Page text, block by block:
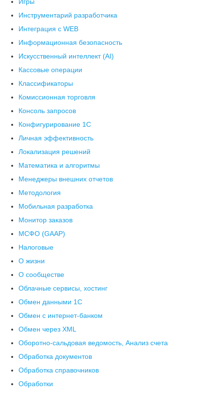
Инструментарий разработчика
Интеграция с WEB
Информационная безопасность
Искусственный интеллект (AI)
Кассовые операции
Классификаторы
Комиссионная торговля
Консоль запросов
Конфигурирование 1С
Личная эффективность
Локализация решений
Математика и алгоритмы
Менеджеры внешних отчетов
Методология
Мобильная разработка
Монитор заказов
МСФО (GAAP)
Налоговые
О жизни
О сообществе
Облачные сервисы, хостинг
Обмен данными 1С
Обмен с интернет-банком
Обмен через XML
Оборотно-сальдовая ведомость, Анализ счета
Обработка документов
Обработка справочников
Обработки